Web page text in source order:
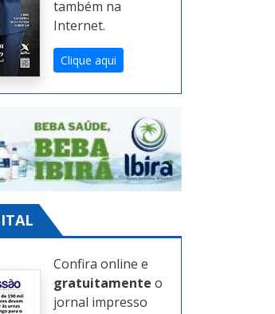
também na
Internet.
Clique aqui
Confira online e
gratuitamente o
jornal impresso